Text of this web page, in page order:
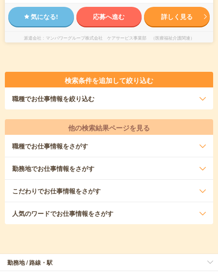
気になる! 応募へ進む 詳しく見る
派遣会社 マンパワーグループ株式会社 ケアサービス事業部 （医療福祉介護関連）
検索条件を追加して絞り込む
職種でお仕事情報を絞り込む
他の検索結果ページを見る
職種でお仕事情報をさがす
勤務地でお仕事情報をさがす
こだわりでお仕事情報をさがす
人気のワードでお仕事情報をさがす
勤務地 / 路線・駅